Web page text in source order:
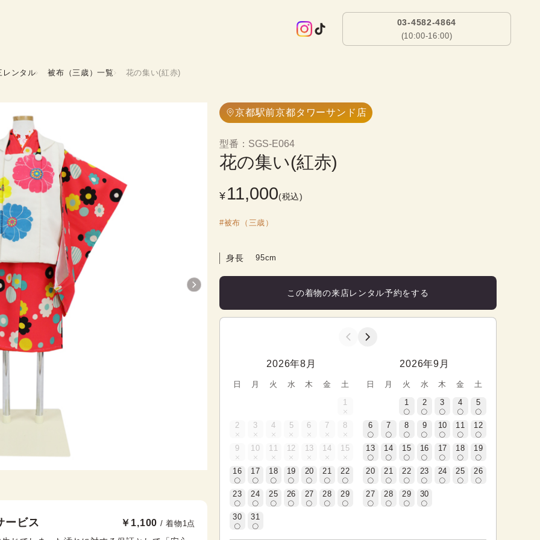
03-4582-4864
(10:00-16:00)
レンタル 被布（三歳）一覧 花の集い(紅赤)
ービス ￥1,100 / 着物1点
京都駅前京都タワーサンド店
型番 ： SGS-E064
花の集い(紅赤)
¥ 11,000(税込)
#被布（三歳）
身長 95cm
この着物の来店レンタル予約をする
2026年8月
日 月 火 水 木 金
土
1
2 3 4 5 6 7 8
9 10 11 12 13 14 15
16 17 18 19 20 21 22
23 24 25 26 27 28 29
30 31
2026年9月
日 月 火 水 木 金
土
1
2 3 4 5
6 7 8 9 10 11 12
13 14 15 16 17 18 19
20 21 22 23 24 25 26
27 28 29 30